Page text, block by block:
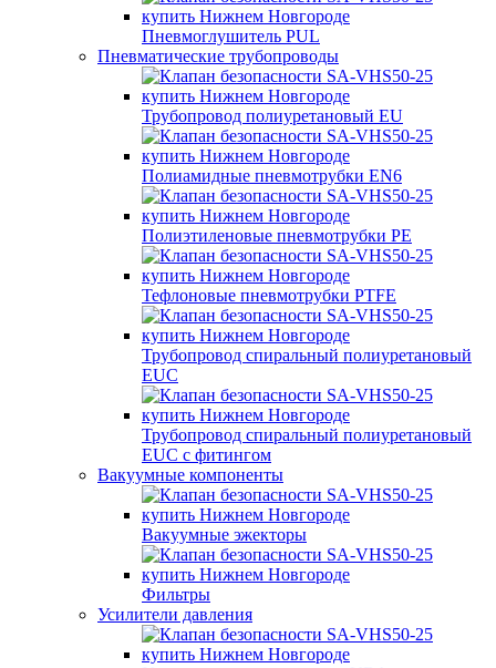
Пневмоглушитель PUL
Пневматические трубопроводы
Трубопровод полиуретановый EU
Полиамидные пневмотрубки EN6
Полиэтиленовые пневмотрубки PE
Тефлоновые пневмотрубки PTFE
Трубопровод спиральный полиуретановый
EUC
Трубопровод спиральный полиуретановый
EUC с фитингом
Вакуумные компоненты
Вакуумные эжекторы
Фильтры
Усилители давления